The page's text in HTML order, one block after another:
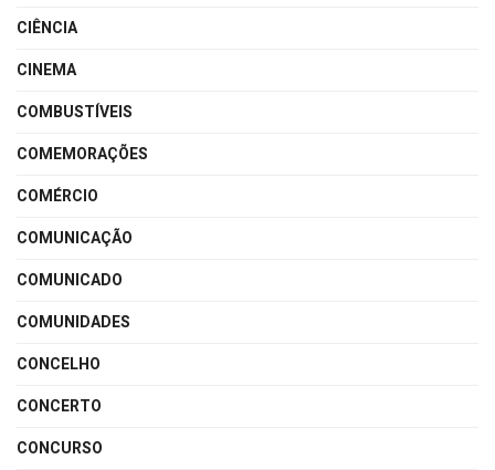
CIÊNCIA
CINEMA
COMBUSTÍVEIS
COMEMORAÇÕES
COMÉRCIO
COMUNICAÇÃO
COMUNICADO
COMUNIDADES
CONCELHO
CONCERTO
CONCURSO